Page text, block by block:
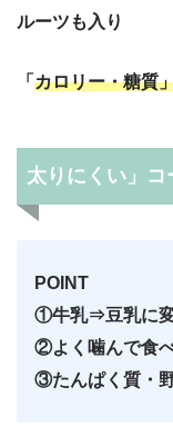
ルーツも入り
「 カロリー・糖質
太りにくい」コ
POINT
①牛乳⇒豆乳に
②よく噛んで食
③たんぱく質・